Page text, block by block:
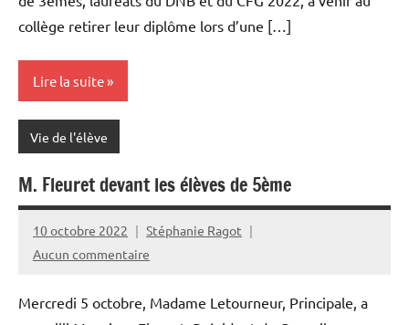
collège retirer leur diplôme lors d’une […]
Lire la suite
Vie de l'élève
M. Fleuret devant les élèves de 5ème
10 octobre 2022
Stéphanie Ragot
Aucun commentaire
Mercredi 5 octobre, Madame Letourneur, Principale, a